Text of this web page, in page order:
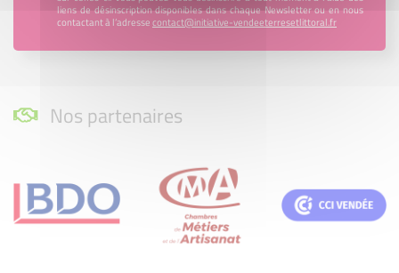
liens de désinscription disponibles dans chaque Newsletter ou en nous
contactant à l’adressecontact@initiative-vendeeterresetlittoral.fr
Nos partenaires